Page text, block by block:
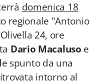
domenica 18
regionale "Antonio
24, ore
Dario Macaluso e
spunto da una
intorno al